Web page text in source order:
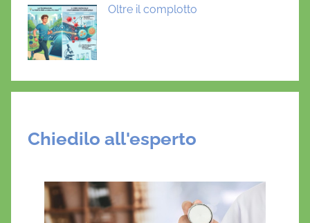
Oltre il complotto
Chiedilo all'esperto